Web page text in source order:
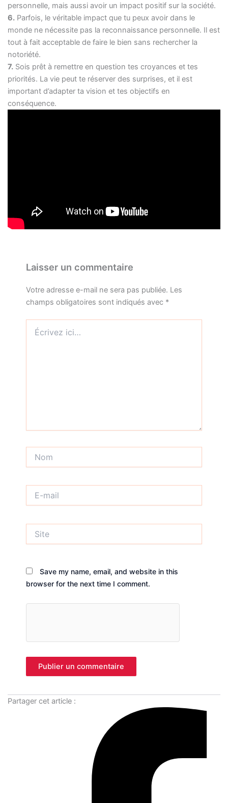
personnelle, mais aussi avoir un impact positif sur la société.
6.Parfois, le véritable impact que tu peux avoir dans le
monde ne nécessite pas la reconnaissance personnelle. Il est
tout à fait acceptable de faire le bien sans rechercher la
notoriété.
7.Sois prêt à remettre en question tes croyances et tes
priorités. La vie peut te réserver des surprises, et il est
important d’adapter ta vision et tes objectifs en
conséquence.
Laisser un commentaire
Votre adresse e-mail ne sera pas publiée. Les
champs obligatoires sont indiqués avec *
ici…
mail
Save my name, email, and website in this
browser for the next time I comment.
Partager cet article :